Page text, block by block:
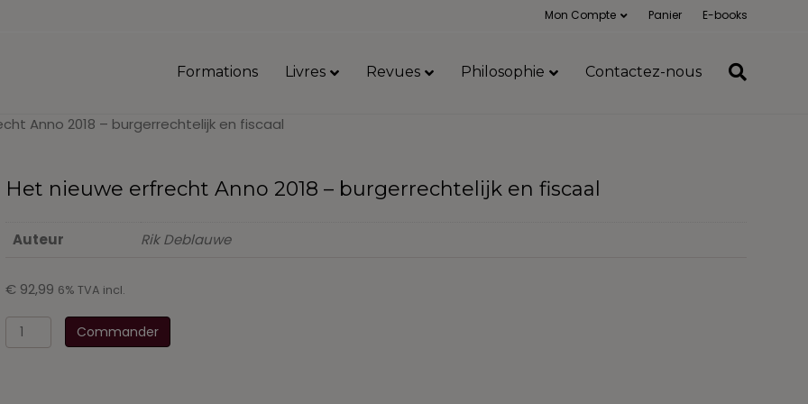
Mon Compte Panier E-books
Formations Livres Revues Philosophie Contactez-nous
Anno 2018 – burgerrechtelijk en fiscaal
Het nieuwe erfrecht Anno 2018 – burgerrechtelijk en fiscaal
Auteur Rik Deblauwe
€ 92,99 6% TVA incl.
quantité
de
Commander